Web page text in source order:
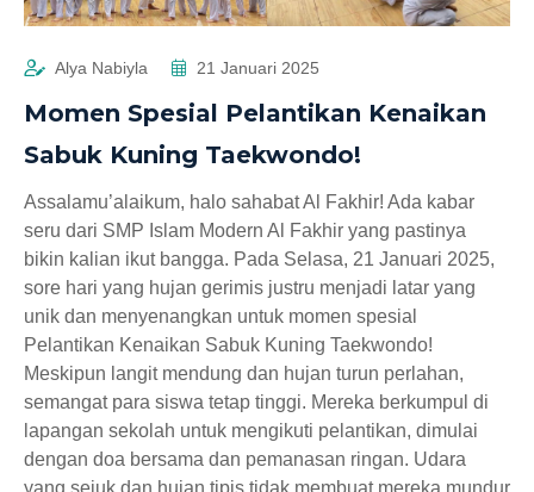
Alya Nabiyla 21 Januari 2025
Momen Spesial Pelantikan Kenaikan
Sabuk Kuning Taekwondo!
Assalamu’alaikum, halo sahabat Al Fakhir! Ada kabar
seru dari SMP Islam Modern Al Fakhir yang pastinya
bikin kalian ikut bangga. Pada Selasa, 21 Januari 2025,
sore hari yang hujan gerimis justru menjadi latar yang
unik dan menyenangkan untuk momen spesial
Pelantikan Kenaikan Sabuk Kuning Taekwondo!
Meskipun langit mendung dan hujan turun perlahan,
semangat para siswa tetap tinggi. Mereka berkumpul di
lapangan sekolah untuk mengikuti pelantikan, dimulai
dengan doa bersama dan pemanasan ringan. Udara
yang sejuk dan hujan tipis tidak membuat mereka mundur